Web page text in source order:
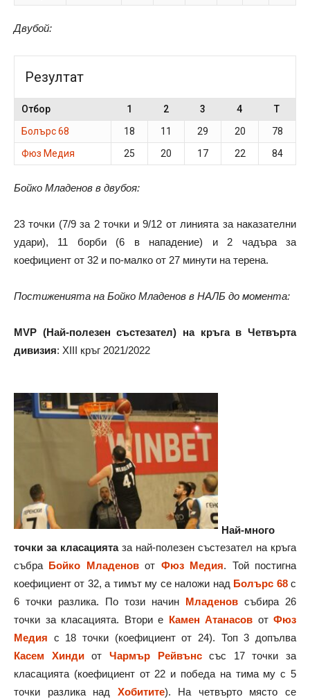
Двубой:
Резултат
Отбор 1 2 3 4
T
Болърс 68
18 11 29 20
78
Фюз Медия
25 20 17 22 84
Бойко Младенов в двубоя:
23 точки (7/9 за 2 точки и 9/12 от линията за наказателни
удари), 11 борби (6 в нападение) и 2 чадъра за
коефициент от 32 и по-малко от 27 минути на терена.
Постиженията на Бойко Младенов в НАЛБ до момента:
MVP (Най-полезен състезател) на кръга в Четвърта
дивизия: XIII кръг 2021/2022
Най-много
точки за класациятаза най-полезен състезател на кръга
събра Бойко Младеновот Фюз Медия. Той постигна
коефициент от 32, а тимът му се наложи над Болърс 68с
6 точки разлика. По този начин Младенов събира 26
точки за класацията. Втори е Камен Атанасов от Фюз
Медия с 18 точки (коефициент от 24). Топ 3 допълва
Касем Хиндиот Чармър Рейвънссъс 17 точки за
класацията (коефициент от 22 и победа на тима му с 5
точки разлика над
Хобитите). На четвърто място се